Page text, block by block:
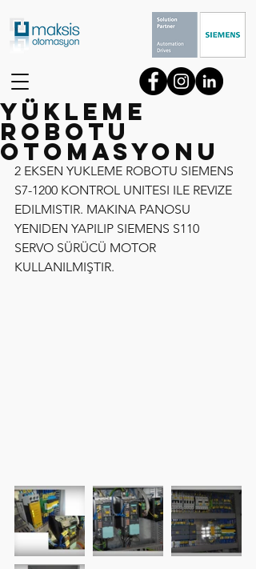
YÜKLEME
ROBOTU
OTOMASYONU
2 EKSEN YUKLEME ROBOTU SIEMENS
S7-1200 KONTROL UNITESI ILE REVIZE
EDILMISTIR. MAKINA PANOSU
YENIDEN YAPILIP SIEMENS S110
SERVO SÜRÜCÜ MOTOR
KULLANILMIŞTIR.